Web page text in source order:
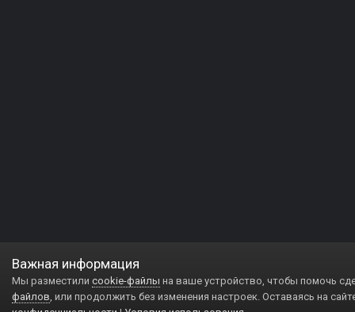
Важная информация
Мы разместили cookie-файлы на ваше устройство, чтобы помочь
файлов, или продолжить без изменения настроек. Оставаясь на